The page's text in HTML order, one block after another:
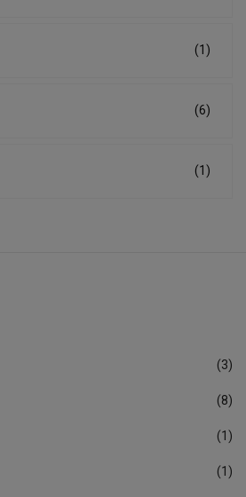
(1)
(6)
(1)
(3)
(8)
(1)
(1)